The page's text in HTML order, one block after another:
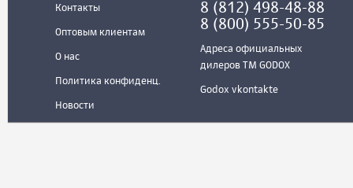
Контакты
Оптовым клиентам
О нас
Политика конфиденц.
Новости
8 (812) 498-48-88
8 (800) 555-50-85
Адреса официальных
дилеров ТМ GODOX
Godox vkontakte